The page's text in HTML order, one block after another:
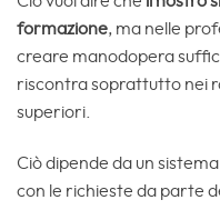
formazione, ma nelle
creare manodopera
riscontra soprattutto nei
superiori.
Ciò dipende da un
con le richieste da parte